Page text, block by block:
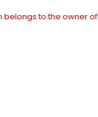
belongs to the owner of